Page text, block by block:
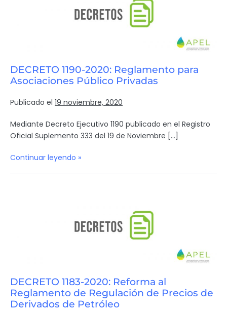
DECRETO 1190-2020: Reglamento para
Asociaciones Público Privadas
Publicado el 19 noviembre, 2020
Mediante Decreto Ejecutivo 1190 publicado en el Registro
Oficial Suplemento 333 del 19 de Noviembre […]
Continuar leyendo »
DECRETO 1183-2020: Reforma al
Reglamento de Regulación de Precios de
Derivados de Petróleo